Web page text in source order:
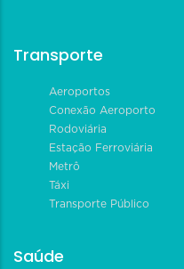
Transporte
Aeroportos
Conexão Aeroporto
Rodoviária
Estação Ferroviária
Metrô
Táxi
Transporte Público
Saúde